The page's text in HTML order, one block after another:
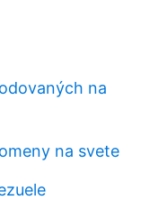
na
na svete